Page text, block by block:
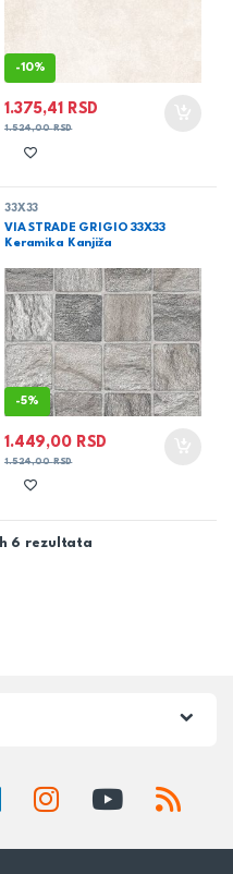
-10%
1.375,41 RSD
1.524,00RSD
33X33
VIA STRADE GRIGIO 33X33
Keramika Kanjiža
-5%
1.449,00 RSD
1.524,00RSD
6 rezultata